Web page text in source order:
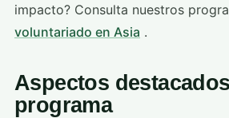
impacto? Consulta nuestros
voluntariado en Asia .
Aspectos
programa